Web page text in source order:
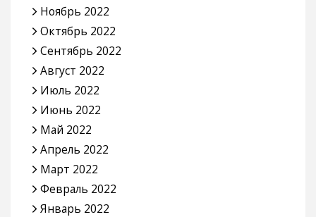
Ноябрь 2022
Октябрь 2022
Сентябрь 2022
Август 2022
Июль 2022
Июнь 2022
Май 2022
Апрель 2022
Март 2022
Февраль 2022
Январь 2022